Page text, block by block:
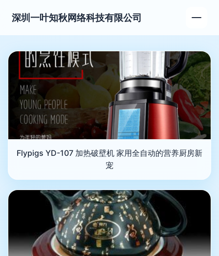
深圳一叶知秋网络科技有限公司
Flypigs YD-107 加热破壁机 家用全自动的营养厨房新
宠